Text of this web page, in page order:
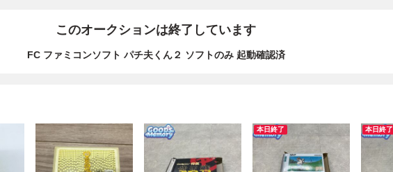
このオークションは終了しています
FC ファミコンソフト パチ夫くん２ ソフトのみ 起動確認済
本日終了 本日終了